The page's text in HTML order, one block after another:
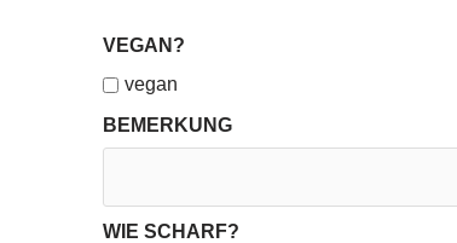
VEGAN?
vegan
BEMERKUNG
WIE SCHARF?